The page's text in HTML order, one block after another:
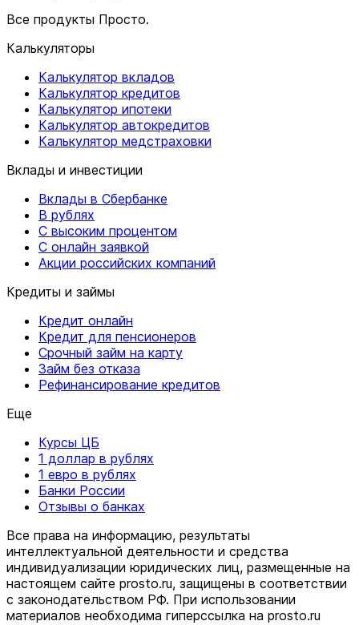
Все продукты Просто.
Калькуляторы
Калькулятор вкладов
Калькулятор кредитов
Калькулятор ипотеки
Калькулятор автокредитов
Калькулятор медстраховки
Вклады и инвестиции
Вклады в Сбербанке
В рублях
С высоким процентом
С онлайн заявкой
Акции российских компаний
Кредиты и займы
Кредит онлайн
Кредит для пенсионеров
Срочный займ на карту
Займ без отказа
Рефинансирование кредитов
Еще
Курсы ЦБ
1 доллар в рублях
1 евро в рублях
Банки России
Отзывы о банках
Все права на информацию, результаты
интеллектуальной деятельности и средства
индивидуализации юридических лиц, размещенные на
настоящем сайте prosto.ru, защищены в соответствии
c законодательством РФ. При использовании
материалов необходима гиперссылка на prosto.ru